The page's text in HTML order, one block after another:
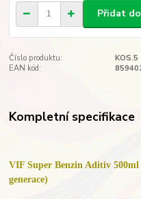
Přidat
Číslo produktu:
KOS.5
EAN kód:
Kompletní specifikace
VIF Super Benzin Aditiv
generace)